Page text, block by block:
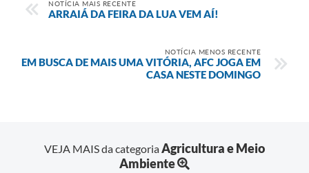
NOTÍCIA MAIS RECENTE
ARRAIÁ DA FEIRA DA LUA VEM AÍ!
NOTÍCIA MENOS RECENTE
EM BUSCA DE MAIS UMA VITÓRIA, AFC JOGA EM
CASA NESTE DOMINGO
VEJA MAIS da categoriaAgricultura e Meio
Ambiente